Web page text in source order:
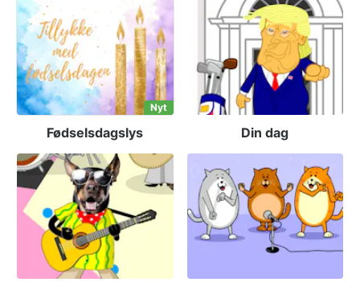
Nyt
Fødselsdagslys Din dag